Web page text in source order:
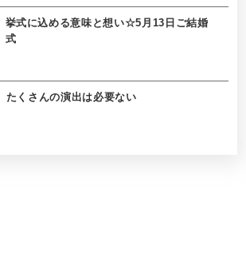
挙式に込める意味と想い☆5月13日ご結婚
式
たくさんの演出は必要ない